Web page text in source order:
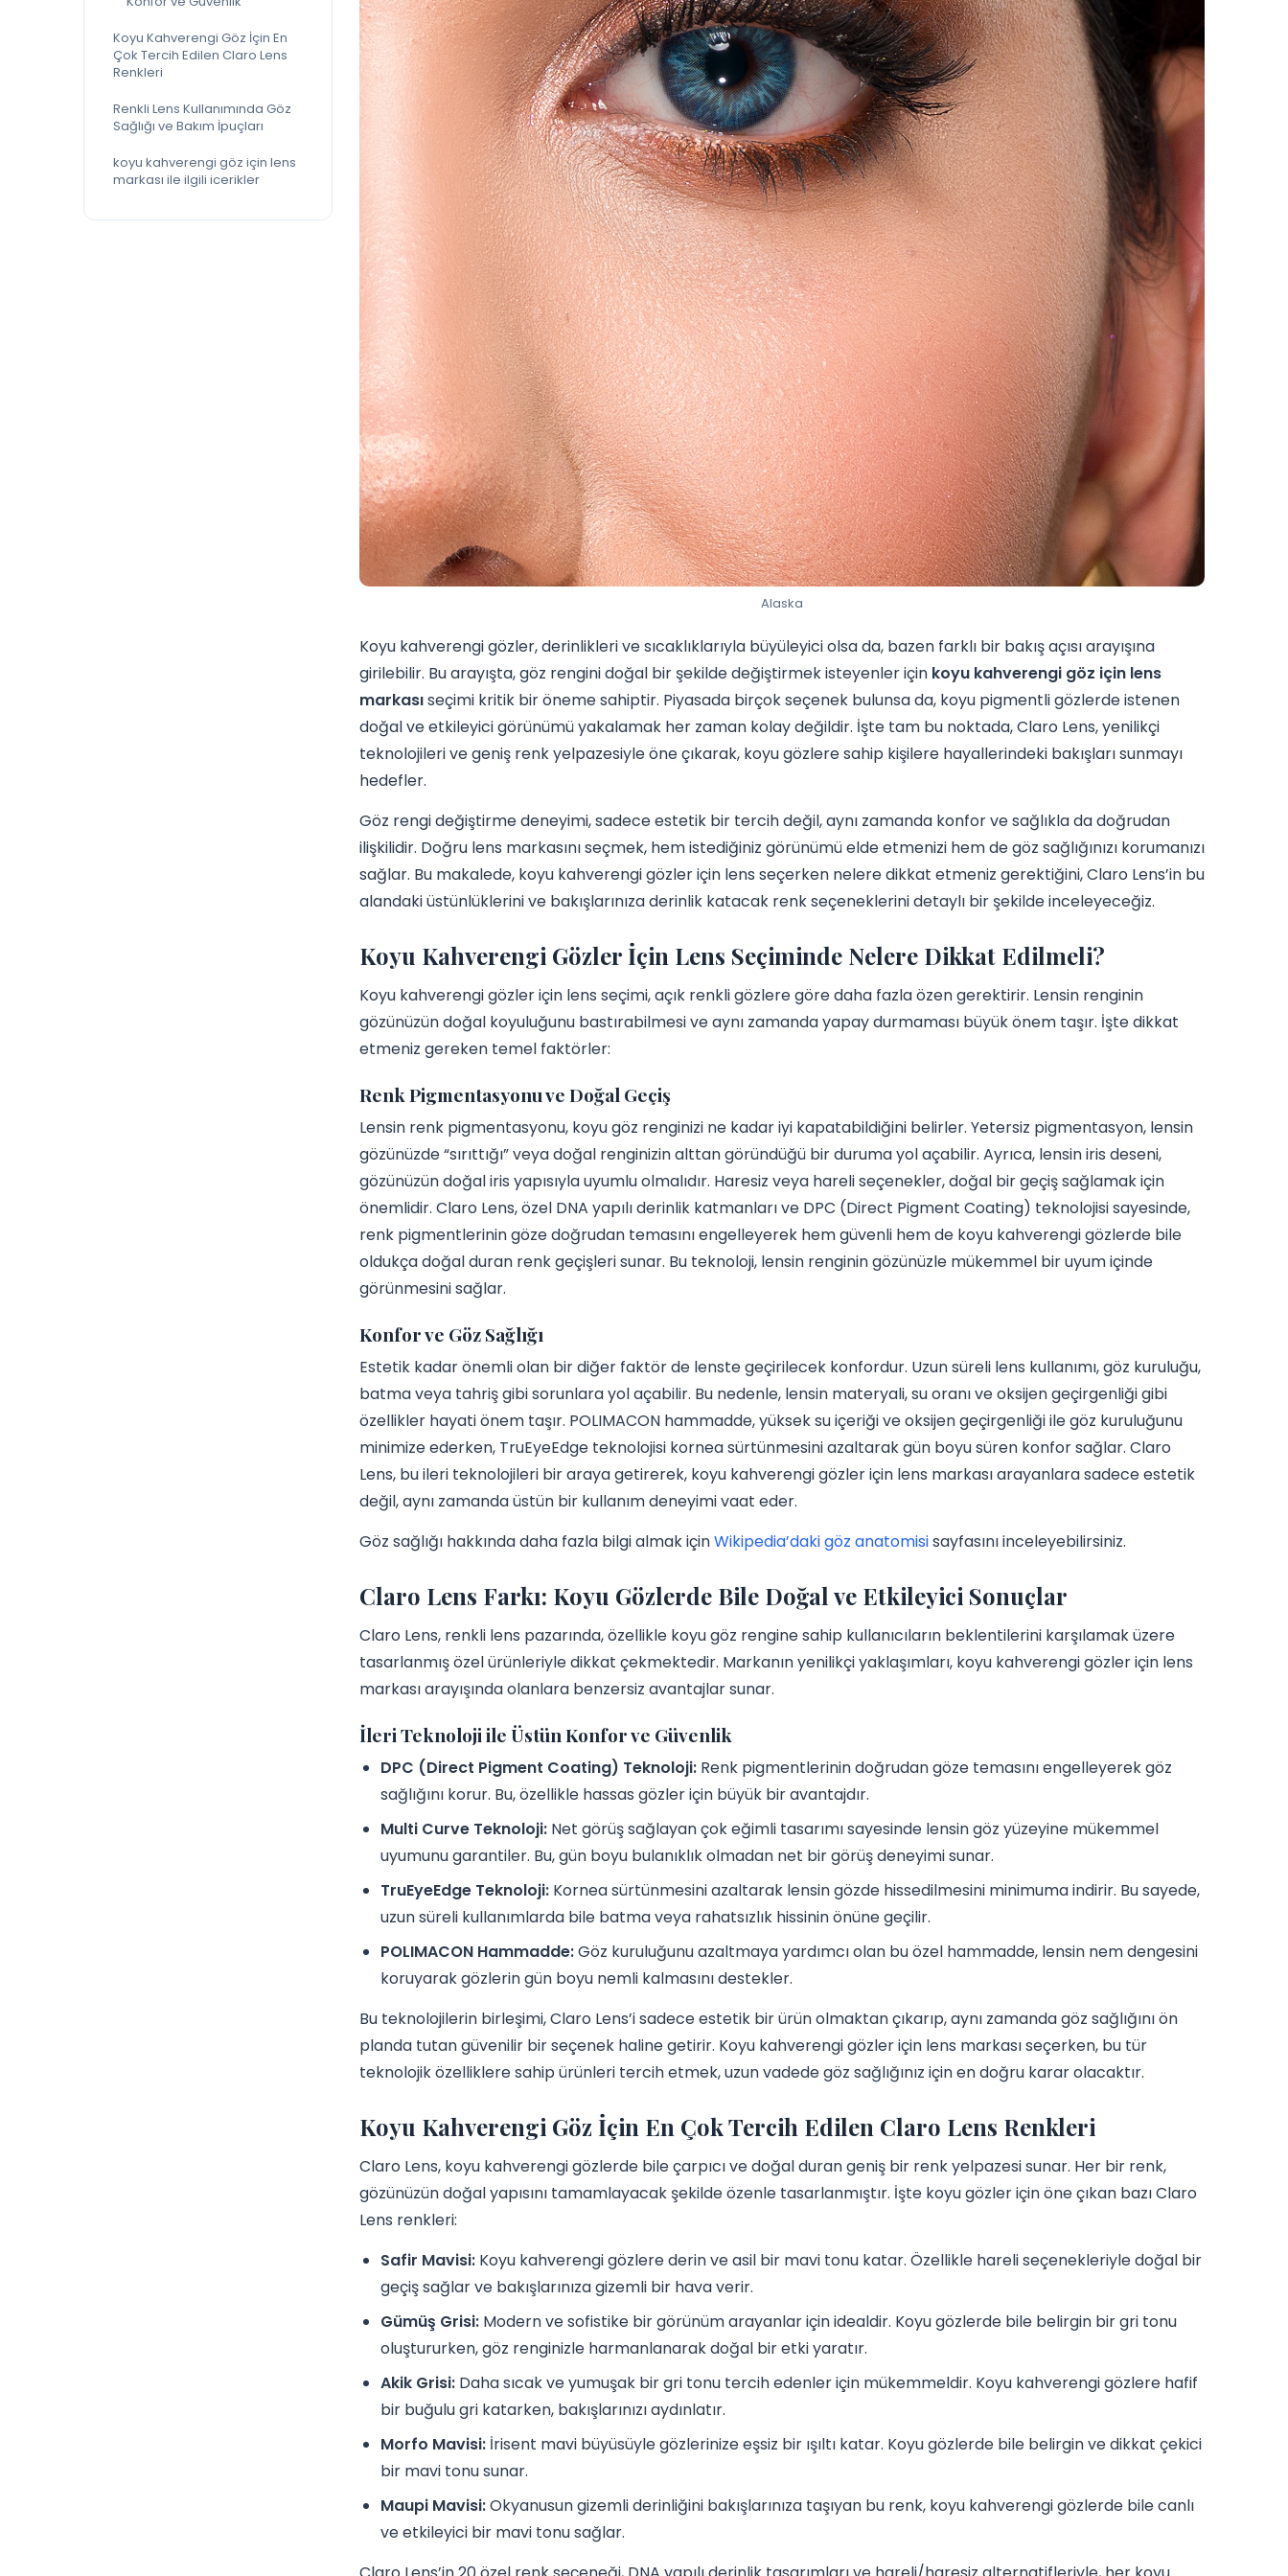
Koyu Kahverengi Göz İçin En
Çok Tercih Edilen Claro Lens
Renkleri
Renkli Lens Kullanımında Göz
Sağlığı ve Bakım İpuçları
koyu kahverengi göz için lens
markası ile ilgili icerikler
Alaska
Koyu kahverengi gözler, derinlikleri ve sıcaklıklarıyla büyüleyici olsa da, bazen farklı bir bakış açısı arayışına
girilebilir. Bu arayışta, göz rengini doğal bir şekilde değiştirmek isteyenler için koyu kahverengi göz için lens
markasıseçimi kritik bir öneme sahiptir. Piyasada birçok seçenek bulunsa da, koyu pigmentli gözlerde istenen
doğal ve etkileyici görünümü yakalamak her zaman kolay değildir. İşte tam bu noktada, Claro Lens, yenilikçi
teknolojileri ve geniş renk yelpazesiyle öne çıkarak, koyu gözlere sahip kişilere hayallerindeki bakışları sunmayı
hedefler.
Göz rengi değiştirme deneyimi, sadece estetik bir tercih değil, aynı zamanda konfor ve sağlıkla da doğrudan
ilişkilidir. Doğru lens markasını seçmek, hem istediğiniz görünümü elde etmenizi hem de göz sağlığınızı korumanızı
sağlar. Bu makalede, koyu kahverengi gözler için lens seçerken nelere dikkat etmeniz gerektiğini, Claro Lens’in bu
alandaki üstünlüklerini ve bakışlarınıza derinlik katacak renk seçeneklerini detaylı bir şekilde inceleyeceğiz.
Koyu Kahverengi Gözler İçin Lens Seçiminde Nelere Dikkat Edilmeli?
Koyu kahverengi gözler için lens seçimi, açık renkli gözlere göre daha fazla özen gerektirir. Lensin renginin
gözünüzün doğal koyuluğunu bastırabilmesi ve aynı zamanda yapay durmaması büyük önem taşır. İşte dikkat
etmeniz gereken temel faktörler:
Renk Pigmentasyonu ve Doğal Geçiş
Lensin renk pigmentasyonu, koyu göz renginizi ne kadar iyi kapatabildiğini belirler. Yetersiz pigmentasyon, lensin
gözünüzde “sırıttığı” veya doğal renginizin alttan göründüğü bir duruma yol açabilir. Ayrıca, lensin iris deseni,
gözünüzün doğal iris yapısıyla uyumlu olmalıdır. Haresiz veya hareli seçenekler, doğal bir geçiş sağlamak için
önemlidir. Claro Lens, özel DNA yapılı derinlik katmanları ve DPC (Direct Pigment Coating) teknolojisi sayesinde,
renk pigmentlerinin göze doğrudan temasını engelleyerek hem güvenli hem de koyu kahverengi gözlerde bile
oldukça doğal duran renk geçişleri sunar. Bu teknoloji, lensin renginin gözünüzle mükemmel bir uyum içinde
görünmesini sağlar.
Konfor ve Göz Sağlığı
Estetik kadar önemli olan bir diğer faktör de lenste geçirilecek konfordur. Uzun süreli lens kullanımı, göz kuruluğu,
batma veya tahriş gibi sorunlara yol açabilir. Bu nedenle, lensin materyali, su oranı ve oksijen geçirgenliği gibi
özellikler hayati önem taşır. POLIMACON hammadde, yüksek su içeriği ve oksijen geçirgenliği ile göz kuruluğunu
minimize ederken, TruEyeEdge teknolojisi kornea sürtünmesini azaltarak gün boyu süren konfor sağlar. Claro
Lens, bu ileri teknolojileri bir araya getirerek, koyu kahverengi gözler için lens markası arayanlara sadece estetik
değil, aynı zamanda üstün bir kullanım deneyimi vaat eder.
Göz sağlığı hakkında daha fazla bilgi almak içinWikipedia’daki göz anatomisisayfasını inceleyebilirsiniz.
Claro Lens Farkı: Koyu Gözlerde Bile Doğal ve Etkileyici Sonuçlar
Claro Lens, renkli lens pazarında, özellikle koyu göz rengine sahip kullanıcıların beklentilerini karşılamak üzere
tasarlanmış özel ürünleriyle dikkat çekmektedir. Markanın yenilikçi yaklaşımları, koyu kahverengi gözler için lens
markası arayışında olanlara benzersiz avantajlar sunar.
İleri Teknoloji ile Üstün Konfor ve Güvenlik
DPC (Direct Pigment Coating) Teknoloji: Renk pigmentlerinin doğrudan göze temasını engelleyerek göz
sağlığını korur. Bu, özellikle hassas gözler için büyük bir avantajdır.
Multi Curve Teknoloji: Net görüş sağlayan çok eğimli tasarımı sayesinde lensin göz yüzeyine mükemmel
uyumunu garantiler. Bu, gün boyu bulanıklık olmadan net bir görüş deneyimi sunar.
TruEyeEdge Teknoloji: Kornea sürtünmesini azaltarak lensin gözde hissedilmesini minimuma indirir. Bu sayede,
uzun süreli kullanımlarda bile batma veya rahatsızlık hissinin önüne geçilir.
POLIMACON Hammadde:Göz kuruluğunu azaltmaya yardımcı olan bu özel hammadde, lensin nem dengesini
koruyarak gözlerin gün boyu nemli kalmasını destekler.
Bu teknolojilerin birleşimi, Claro Lens’i sadece estetik bir ürün olmaktan çıkarıp, aynı zamanda göz sağlığını ön
planda tutan güvenilir bir seçenek haline getirir. Koyu kahverengi gözler için lens markası seçerken, bu tür
teknolojik özelliklere sahip ürünleri tercih etmek, uzun vadede göz sağlığınız için en doğru karar olacaktır.
Koyu Kahverengi Göz İçin En Çok Tercih Edilen Claro Lens Renkleri
Claro Lens, koyu kahverengi gözlerde bile çarpıcı ve doğal duran geniş bir renk yelpazesi sunar. Her bir renk,
gözünüzün doğal yapısını tamamlayacak şekilde özenle tasarlanmıştır. İşte koyu gözler için öne çıkan bazı Claro
Lens renkleri:
Safir Mavisi: Koyu kahverengi gözlere derin ve asil bir mavi tonu katar. Özellikle hareli seçenekleriyle doğal bir
geçiş sağlar ve bakışlarınıza gizemli bir hava verir.
Gümüş Grisi: Modern ve sofistike bir görünüm arayanlar için idealdir. Koyu gözlerde bile belirgin bir gri tonu
oluştururken, göz renginizle harmanlanarak doğal bir etki yaratır.
Akik Grisi: Daha sıcak ve yumuşak bir gri tonu tercih edenler için mükemmeldir. Koyu kahverengi gözlere hafif
bir buğulu gri katarken, bakışlarınızı aydınlatır.
Morfo Mavisi: İrisent mavi büyüsüyle gözlerinize eşsiz bir ışıltı katar. Koyu gözlerde bile belirgin ve dikkat çekici
bir mavi tonu sunar.
Maupi Mavisi:Okyanusun gizemli derinliğini bakışlarınıza taşıyan bu renk, koyu kahverengi gözlerde bile canlı
ve etkileyici bir mavi tonu sağlar.